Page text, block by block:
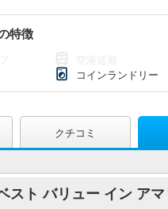
特徴
コインランドリー
クチコミ
スト バリュー イン ア